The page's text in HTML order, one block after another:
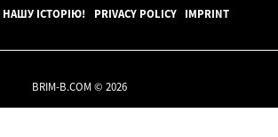
НАШУ ІСТОРІЮ! PRIVACY POLICY IMPRINT
BRIM-B.COM © 2026